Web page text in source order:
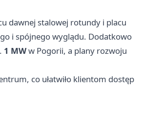
dawnej stalowej rotundy i placu
i spójnego wyglądu. Dodatkowo
1 MWw Pogorii, a plany rozwoju
co ułatwiło klientom dostęp